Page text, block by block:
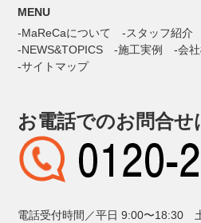
MENU
MaReCaについて
スタッフ紹介
NEWS&TOPICS
施工実例 会
サイトマップ
お電話でのお問合せ
電話受付時間／平日 9:00〜18:30